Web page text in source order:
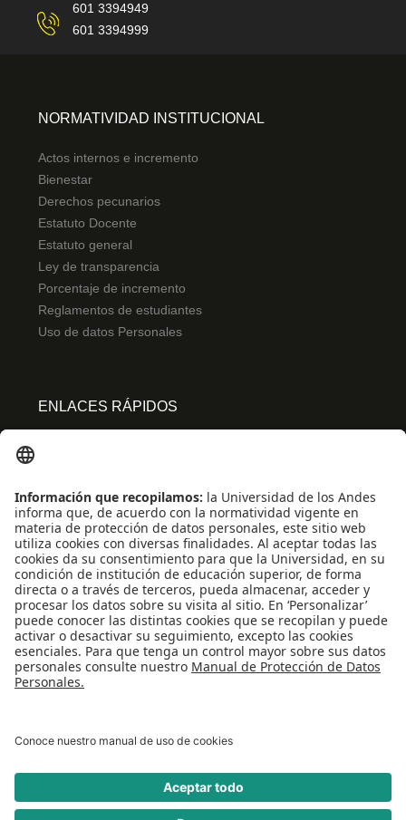
601 3394949
601 3394999
NORMATIVIDAD INSTITUCIONAL
Actos internos e incremento
Bienestar
Derechos pecunarios
Estatuto Docente
Estatuto general
Ley de transparencia
Porcentaje de incremento
Reglamentos de estudiantes
Uso de datos Personales
ENLACES RÁPIDOS
Convivencia y transparencia
Emergencias: Extensión 0000
Eventos destacados
Mapa del Sitio
Multimedia
Noticias
Preguntas frecuentes
Reconocimiento como Universidad: Decreto 1297 del 30 de mayo de 1964.